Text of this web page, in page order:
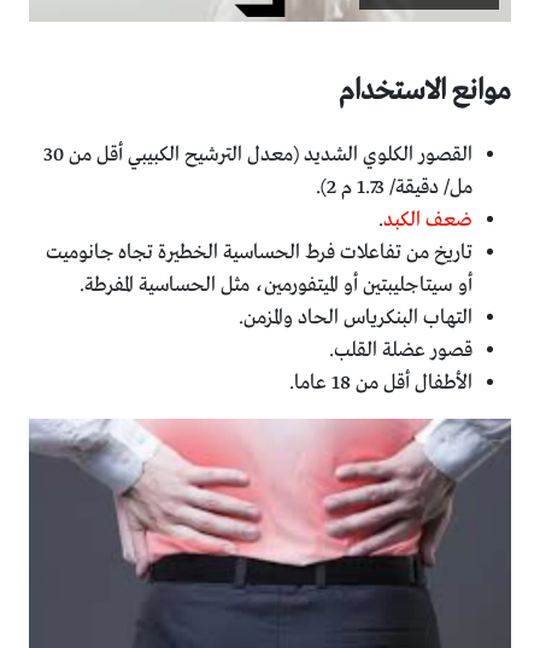
موانع الاستخدام
القصور الكلوي الشديد (معدل الترشيح الكبيبي أقل من 30
مل/ دقيقة/ 1.73 م 2).
ضعف الكبد.
تاريخ من تفاعلات فرط الحساسية الخطيرة تجاه جانوميت
أو سيتاجليبتين أو الميتفورمين، مثل الحساسية المفرطة.
التهاب البنكرياس الحاد والمزمن.
قصور عضلة القلب.
الأطفال أقل من 18 عاما.